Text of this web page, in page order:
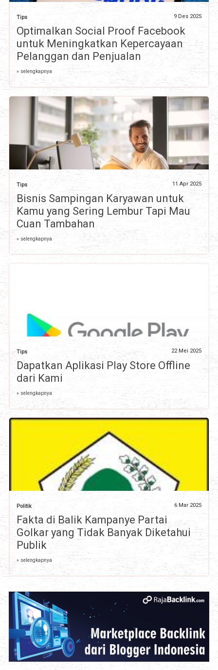
Tips 9 Des 2025
Optimalkan Social Proof Facebook
untuk Meningkatkan Kepercayaan
Pelanggan dan Penjualan
» selengkapnya
Tips 11 Apr 2025
Bisnis Sampingan Karyawan untuk
Kamu yang Sering Lembur Tapi Mau
Cuan Tambahan
» selengkapnya
Tips 22 Mei 2025
Dapatkan Aplikasi Play Store Offline
dari Kami
» selengkapnya
Politik 6 Mar 2025
Fakta di Balik Kampanye Partai
Golkar yang Tidak Banyak Diketahui
Publik
» selengkapnya